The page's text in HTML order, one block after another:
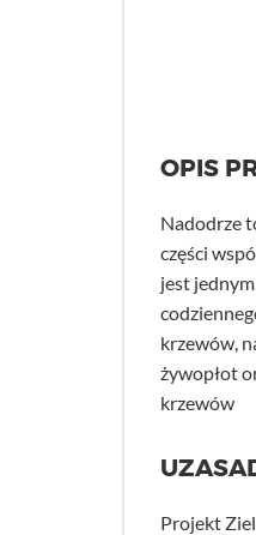
OPIS
Nadodrze
części
jest
krzewów,
żywopłot
krzewów
Projekt